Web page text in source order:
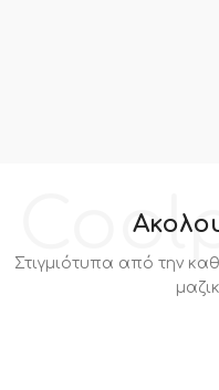
Στιγμιότυπα από την